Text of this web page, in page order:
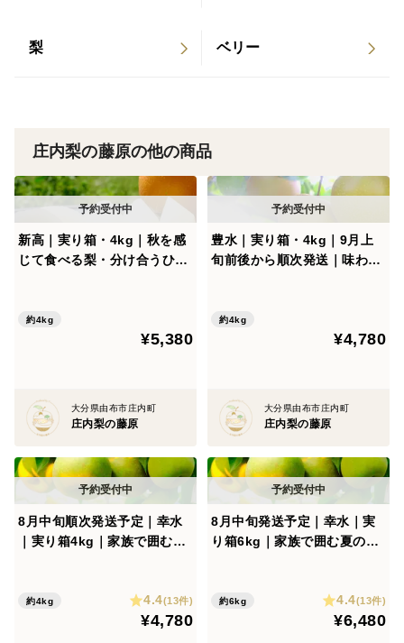
・幸水よりも、ひとまわり大きめ
・日持ちは幸水よりやや長めです
[内容量]
※3kgは、贈る側も受け取る側も負担になりにくい量と
して、
一番選ばれている箱です。
なお、例年玉太りが良いと評されている当園の豊水です
ご了承ください。
梨 ベリー
庄内梨の藤原の他の商品
新高｜実り箱・4kg｜秋を感
じて食べる梨・分け合うひと
約4kg
¥5,380
大分県由布市庄内町
庄内梨の藤原
豊水｜実り箱・4kg｜9月上
旬前後から順次発送｜味わい
約4kg
¥4,780
大分県由布市庄内町
庄内梨の藤原
8月中旬順次発送予定｜幸水
｜実り箱4kg｜家族で囲む夏
約4kg 4.4(13件)
¥4,780
8月中旬発送予定｜幸水｜実
り箱6kg｜家族で囲む夏の梨
約6kg 4.4(13件)
¥6,480